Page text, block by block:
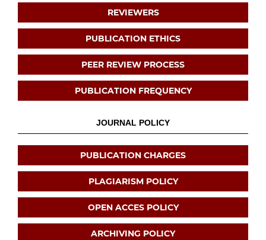
REVIEWERS
PUBLICATION ETHICS
PEER REVIEW PROCESS
PUBLICATION FREQUENCY
JOURNAL POLICY
PUBLICATION CHARGES
PLAGIARISM POLICY
OPEN ACCES POLICY
ARCHIVING POLICY